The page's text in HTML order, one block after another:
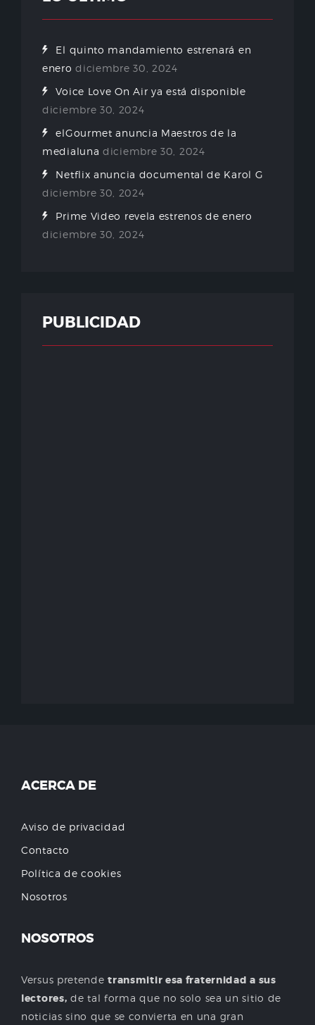
El quinto mandamiento estrenará en
enero diciembre 30, 2024
Voice Love On Air ya está disponible
diciembre 30, 2024
elGourmet anuncia Maestros de la
medialuna diciembre 30, 2024
Netflix anuncia documental de Karol G
diciembre 30, 2024
Prime Video revela estrenos de enero
diciembre 30, 2024
PUBLICIDAD
ACERCA DE
Aviso de privacidad
Contacto
Política de cookies
Nosotros
NOSOTROS
Versus pretendetransmitir esa fraternidad a sus
lectores, de tal forma que no solo sea un sitio de
noticias sino que se convierta en una gran